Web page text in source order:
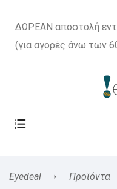
ΔΩΡΕΑΝ αποστολή
(για αγορές άνω των
Eyedeal Προϊόντα